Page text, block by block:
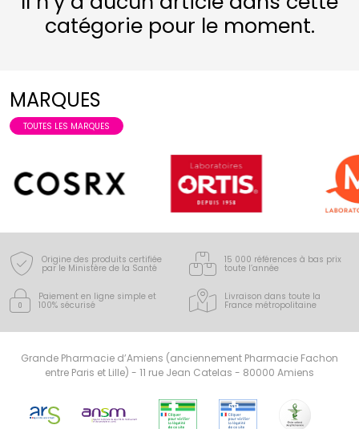
catégorie pour le moment.
MARQUES
TOUTES LES MARQUES
Origine des produits certifiée
par le Ministère de la Santé
15 000 références à bas prix
toute l’année
Paiement en ligne simple et
100% sécurisé
Livraison dans toute la
France métropolitaine
Grande Pharmacie d’Amiens (anciennement Pharmacie Fachon
entre Paris et Lille) - 11 rue Jean Catelas - 80000 Amiens